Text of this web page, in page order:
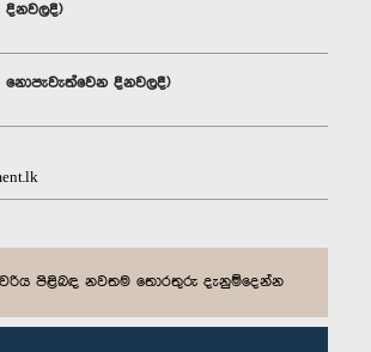
දිනවලදී)
නොපැවැත්වෙන දිනවලදී)
වරිය පිළිබඳ නවතම තොරතුරු දැනුම්දෙන්න